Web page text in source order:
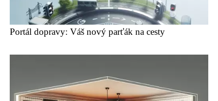
Portál dopravy: Váš nový parťák na cesty